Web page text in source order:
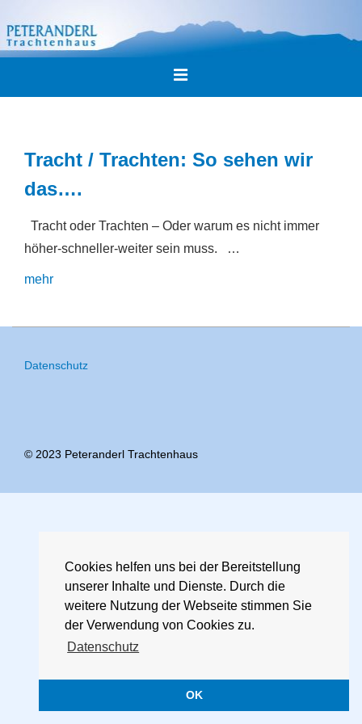
Cookies helfen uns bei der Bereitstellung
unserer Inhalte und Dienste. Durch die
weitere Nutzung der Webseite stimmen Sie
der Verwendung von Cookies zu.
Datenschutz
OK
Zum
Inhalt
Navigation
Tracht / Trachten: So sehen wir
das….
Tracht oder Trachten – Oder warum es nicht immer
höher-schneller-weiter sein muss. …
Tracht
Trachten:
sehen
mehr
Footer-
Datenschutz
© 2023 Peteranderl Trachtenhaus